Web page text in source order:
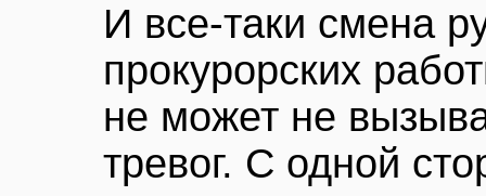
И все-таки смена
прокурорских
не может не
тревог. С одной